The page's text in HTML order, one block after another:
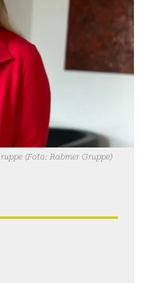
(Foto: Rabmer Gruppe)